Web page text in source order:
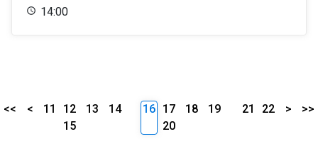
14:00
<< < 11 12 13
14
15
16 17 18
19
20
21 22 > >>